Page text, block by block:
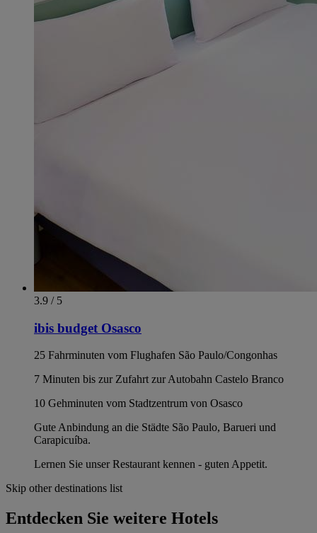
3.9 / 5
ibis budget Osasco
25 Fahrminuten vom Flughafen São Paulo/Congonhas
7 Minuten bis zur Zufahrt zur Autobahn Castelo Branco
10 Gehminuten vom Stadtzentrum von Osasco
Gute Anbindung an die Städte São Paulo, Barueri und
Carapicuíba.
Lernen Sie unser Restaurant kennen - guten Appetit.
Skip other destinations list
Entdecken Sie weitere Hotels